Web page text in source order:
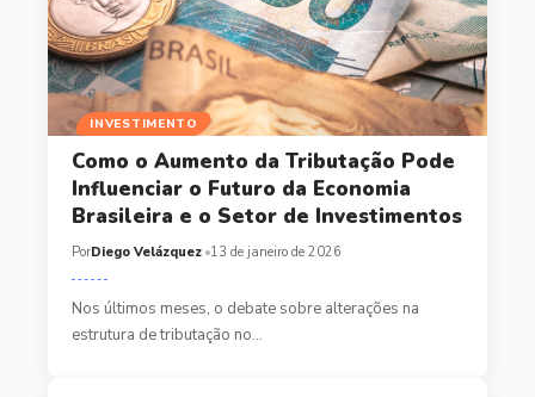
INVESTIMENTO
Como o Aumento da Tributação Pode
Influenciar o Futuro da Economia
Brasileira e o Setor de Investimentos
PorDiego Velázquez 13 de janeiro de 2026
Nos últimos meses, o debate sobre alterações na
estrutura de tributação no…